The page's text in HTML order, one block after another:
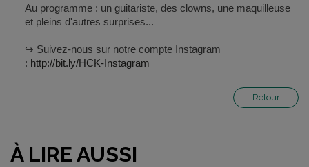
Au programme : un guitariste, des clowns, une maquilleuse
et pleins d'autres surprises...
↪ Suivez-nous sur notre compte Instagram
: http://bit.ly/HCK-Instagram
Retour
À LIRE AUSSI